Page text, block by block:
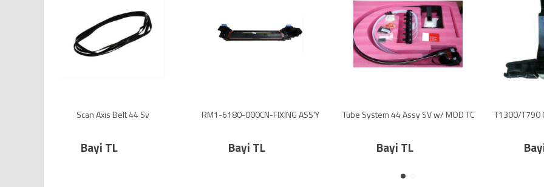
Scan Axis Belt 44 Sv
Bayi TL
RM1-6180-000CN-FIXING ASS'Y
Bayi TL
Tube System 44 Assy SV w/ MOD TC
Bayi TL
T1300/T790